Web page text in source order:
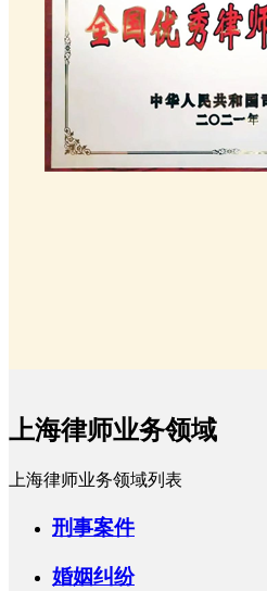
上海律师业务领域
上海律师业务领域列表
刑事案件
婚姻纠纷